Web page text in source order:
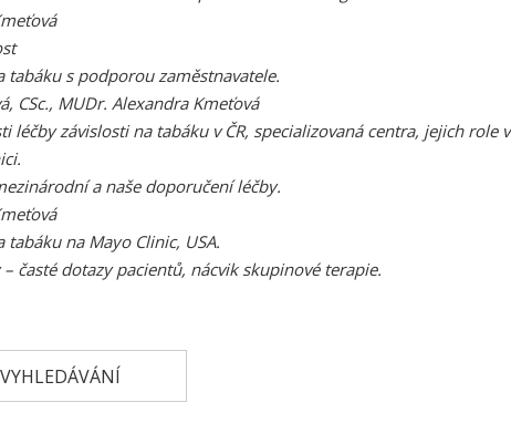
tabáku s podporou zaměstnavatele.
CSc., MUDr. Alexandra Kmeťová
léčby závislosti na tabáku v ČR, specializovaná centra, jejich role v
a naše doporučení léčby.
tabáku na Mayo Clinic, USA.
časté dotazy pacientů, nácvik skupinové terapie.